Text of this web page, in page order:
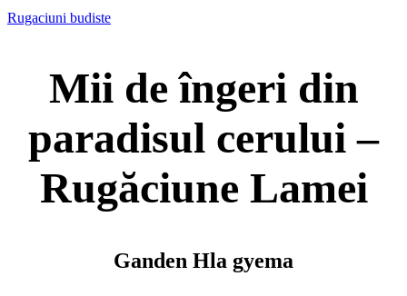
Rugaciuni budiste
Mii de îngeri din
paradisul cerului –
Rugăciune Lamei
Ganden Hla gyema